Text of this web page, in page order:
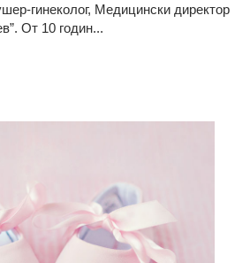
гинеколог, Медицински директор
От 10 годин...